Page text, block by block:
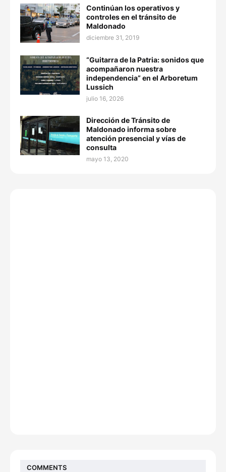
Continúan los operativos y
controles en el tránsito de
Maldonado
diciembre 31, 2019
“Guitarra de la Patria: sonidos que
acompañaron nuestra
independencia” en el Arboretum
Lussich
julio 16, 2026
Dirección de Tránsito de
Maldonado informa sobre
atención presencial y vías de
consulta
mayo 13, 2020
COMMENTS